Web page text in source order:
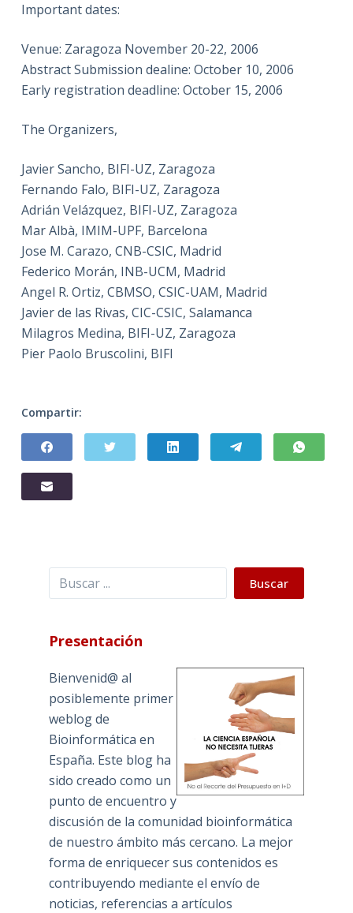
Important dates:
Venue: Zaragoza November 20-22, 2006
Abstract Submission dealine: October 10, 2006
Early registration deadline: October 15, 2006
The Organizers,
Javier Sancho, BIFI-UZ, Zaragoza
Fernando Falo, BIFI-UZ, Zaragoza
Adrián Velázquez, BIFI-UZ, Zaragoza
Mar Albà, IMIM-UPF, Barcelona
Jose M. Carazo, CNB-CSIC, Madrid
Federico Morán, INB-UCM, Madrid
Angel R. Ortiz, CBMSO, CSIC-UAM, Madrid
Javier de las Rivas, CIC-CSIC, Salamanca
Milagros Medina, BIFI-UZ, Zaragoza
Pier Paolo Bruscolini, BIFI
Compartir:
Buscar Buscar
Presentación
Bienvenid@ al
posiblemente primer
weblog de
Bioinformática en
España. Este blog ha
sido creado como un
punto de encuentro y
discusión de la comunidad bioinformática
de nuestro ámbito más cercano. La mejor
forma de enriquecer sus contenidos es
contribuyendo mediante el envío de
noticias, referencias a artículos